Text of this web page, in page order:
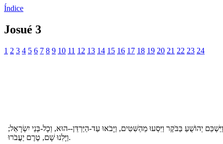
Índice
Josué 3
1 2 3 4 5 6 7 8 9 10 11 12 13 14 15 16 17 18 19 20 21 22 23 24
יְהוֹשֻׁעַ בַּבֹּקֶר וַיִּסְעוּ מֵהַשִּׁטִּים, וַיָּבֹאוּ עַד-הַיַּרְדֵּן--הוּא, וְכָל-בְּנֵי יִשְׂרָאֵל;
וַיָּלִנוּ שָׁם, טֶרֶם יַעֲבֹרוּ.